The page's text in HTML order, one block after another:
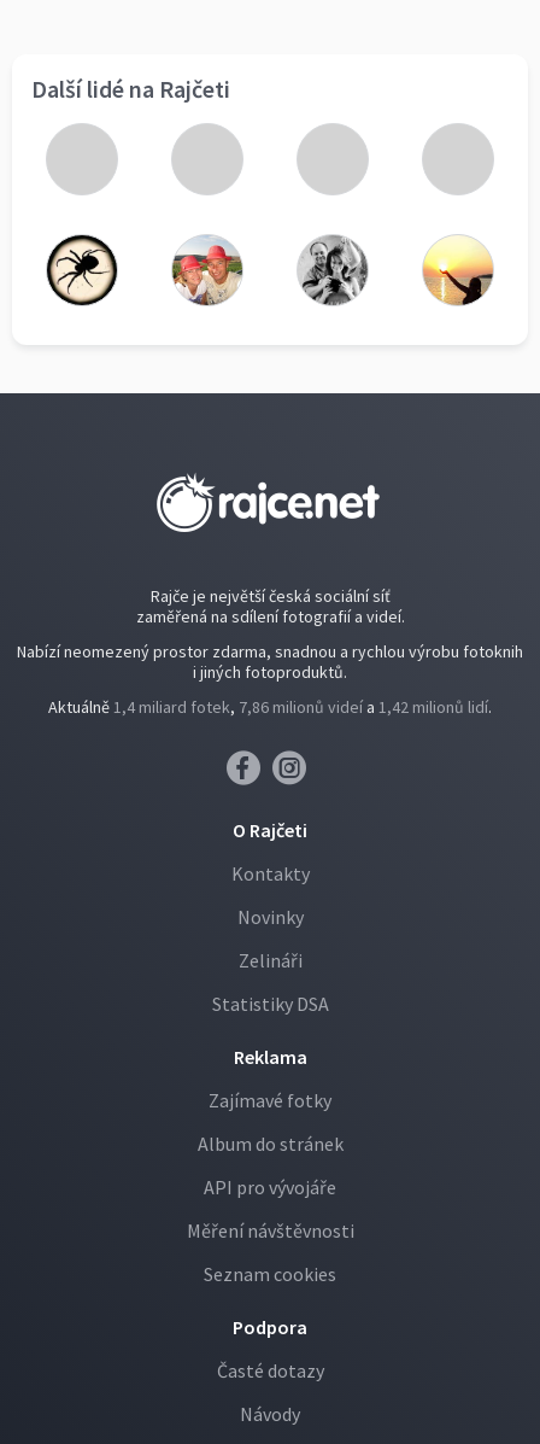
Další lidé na Rajčeti
Rajče je největší česká sociální síť
zaměřená na sdílení fotografií a videí.
Nabízí neomezený prostor zdarma, snadnou a rychlou výrobu fotoknih
i jiných fotoproduktů.
Aktuálně1,4 miliard fotek, 7,86 milionů videí a 1,42 milionů lidí.
O Rajčeti
Kontakty
Novinky
Zelináři
Statistiky DSA
Reklama
Zajímavé fotky
Album do stránek
API pro vývojáře
Měření návštěvnosti
Seznam cookies
Podpora
Časté dotazy
Návody